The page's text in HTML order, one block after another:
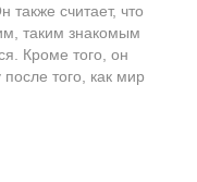
считает, что
таким знакомым
Кроме того, он
того, как мир